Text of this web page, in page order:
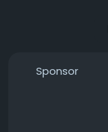
Sponsor